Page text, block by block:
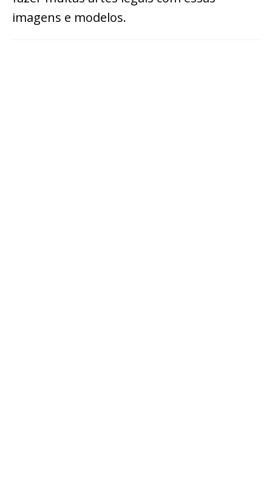
imagens e modelos.